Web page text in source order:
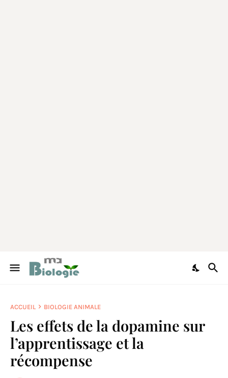
ACCUEIL BIOLOGIE ANIMALE
Les effets de la dopamine sur
l’apprentissage et la
récompense